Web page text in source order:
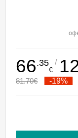
66.35
€
/
81.70€ -19%